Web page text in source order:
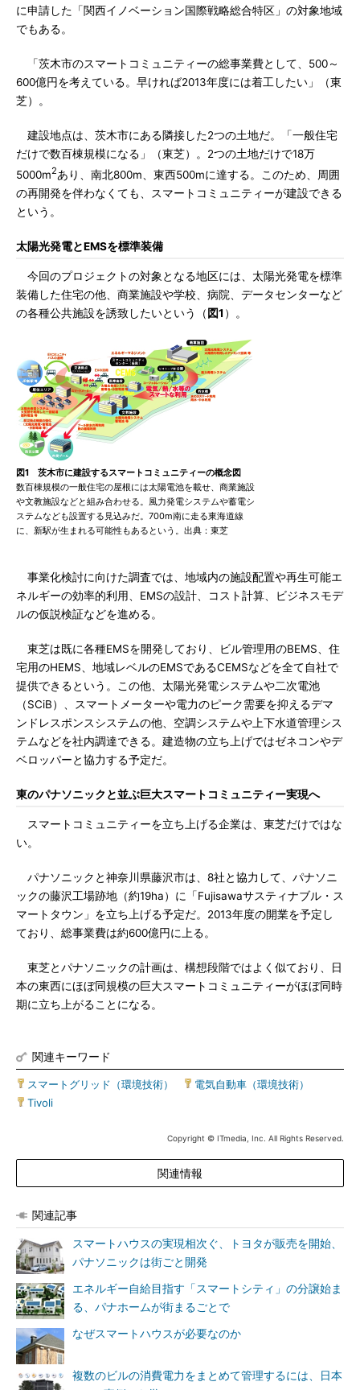
に申請した「関西イノベーション国際戦略総合特区」の対象地域
でもある。
「茨木市のスマートコミュニティーの総事業費として、500～
600億円を考えている。早ければ2013年度には着工したい」（東
芝）。
建設地点は、茨木市にある隣接した2つの土地だ。「一般住宅
だけで数百棟規模になる」（東芝）。2つの土地だけで18万
5000m2あり、南北800m、東西500mに達する。このため、周囲
の再開発を伴わなくても、スマートコミュニティーが建設できる
という。
太陽光発電とEMSを標準装備
今回のプロジェクトの対象となる地区には、太陽光発電を標準
装備した住宅の他、商業施設や学校、病院、データセンターなど
の各種公共施設を誘致したいという（図1 ）。
図1 茨木市に建設するスマートコミュニティーの概念図
数百棟規模の一般住宅の屋根には太陽電池を載せ、商業施設
や文教施設などと組み合わせる。風力発電システムや蓄電シ
ステムなども設置する見込みだ。700m南に走る東海道線
に、新駅が生まれる可能性もあるという。出典：東芝
事業化検討に向けた調査では、地域内の施設配置や再生可能エ
ネルギーの効率的利用、EMSの設計、コスト計算、ビジネスモデ
ルの仮説検証などを進める。
東芝は既に各種EMSを開発しており、ビル管理用のBEMS、住
宅用のHEMS、地域レベルのEMSであるCEMSなどを全て自社で
提供できるという。この他、太陽光発電システムや二次電池
（SCiB）、スマートメーターや電力のピーク需要を抑えるデマ
ンドレスポンスシステムの他、空調システムや上下水道管理シス
テムなどを社内調達できる。建造物の立ち上げではゼネコンやデ
ベロッパーと協力する予定だ。
東のパナソニックと並ぶ巨大スマートコミュニティー実現へ
スマートコミュニティーを立ち上げる企業は、東芝だけではな
い。
パナソニックと神奈川県藤沢市は、8社と協力して、パナソニ
ックの藤沢工場跡地（約19ha）に「Fujisawaサスティナブル・ス
マートタウン」を立ち上げる予定だ。2013年度の開業を予定し
ており、総事業費は約600億円に上る。
東芝とパナソニックの計画は、構想段階ではよく似ており、日
本の東西にほぼ同規模の巨大スマートコミュニティーがほぼ同時
期に立ち上がることになる。
関連キーワード
スマートグリッド（環境技術） 電気自動車（環境技術）
Tivoli
Copyright © ITmedia, Inc. All Rights Reserved.
関連情報
関連記事
スマートハウスの実現相次ぐ、トヨタが販売を開始、
パナソニックは街ごと開発
エネルギー自給目指す「スマートシティ」の分譲始ま
る、パナホームが街まるごとで
なぜスマートハウスが必要なのか
複数のビルの消費電力をまとめて管理するには、日本